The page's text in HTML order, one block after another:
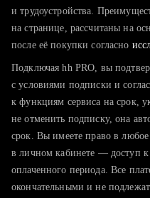
тратите много
хотите сравнить себя с
и трудоустройства.
на странице, рассчитаны на
после её покупки согласно
Подключая hh PRO, вы
с условиями подписки и
к функциям сервиса на срок,
не отменить подписку, она
срок. Вы имеете право в
в личном кабинете — доступ к
оплаченного периода. Все
окончательными и не